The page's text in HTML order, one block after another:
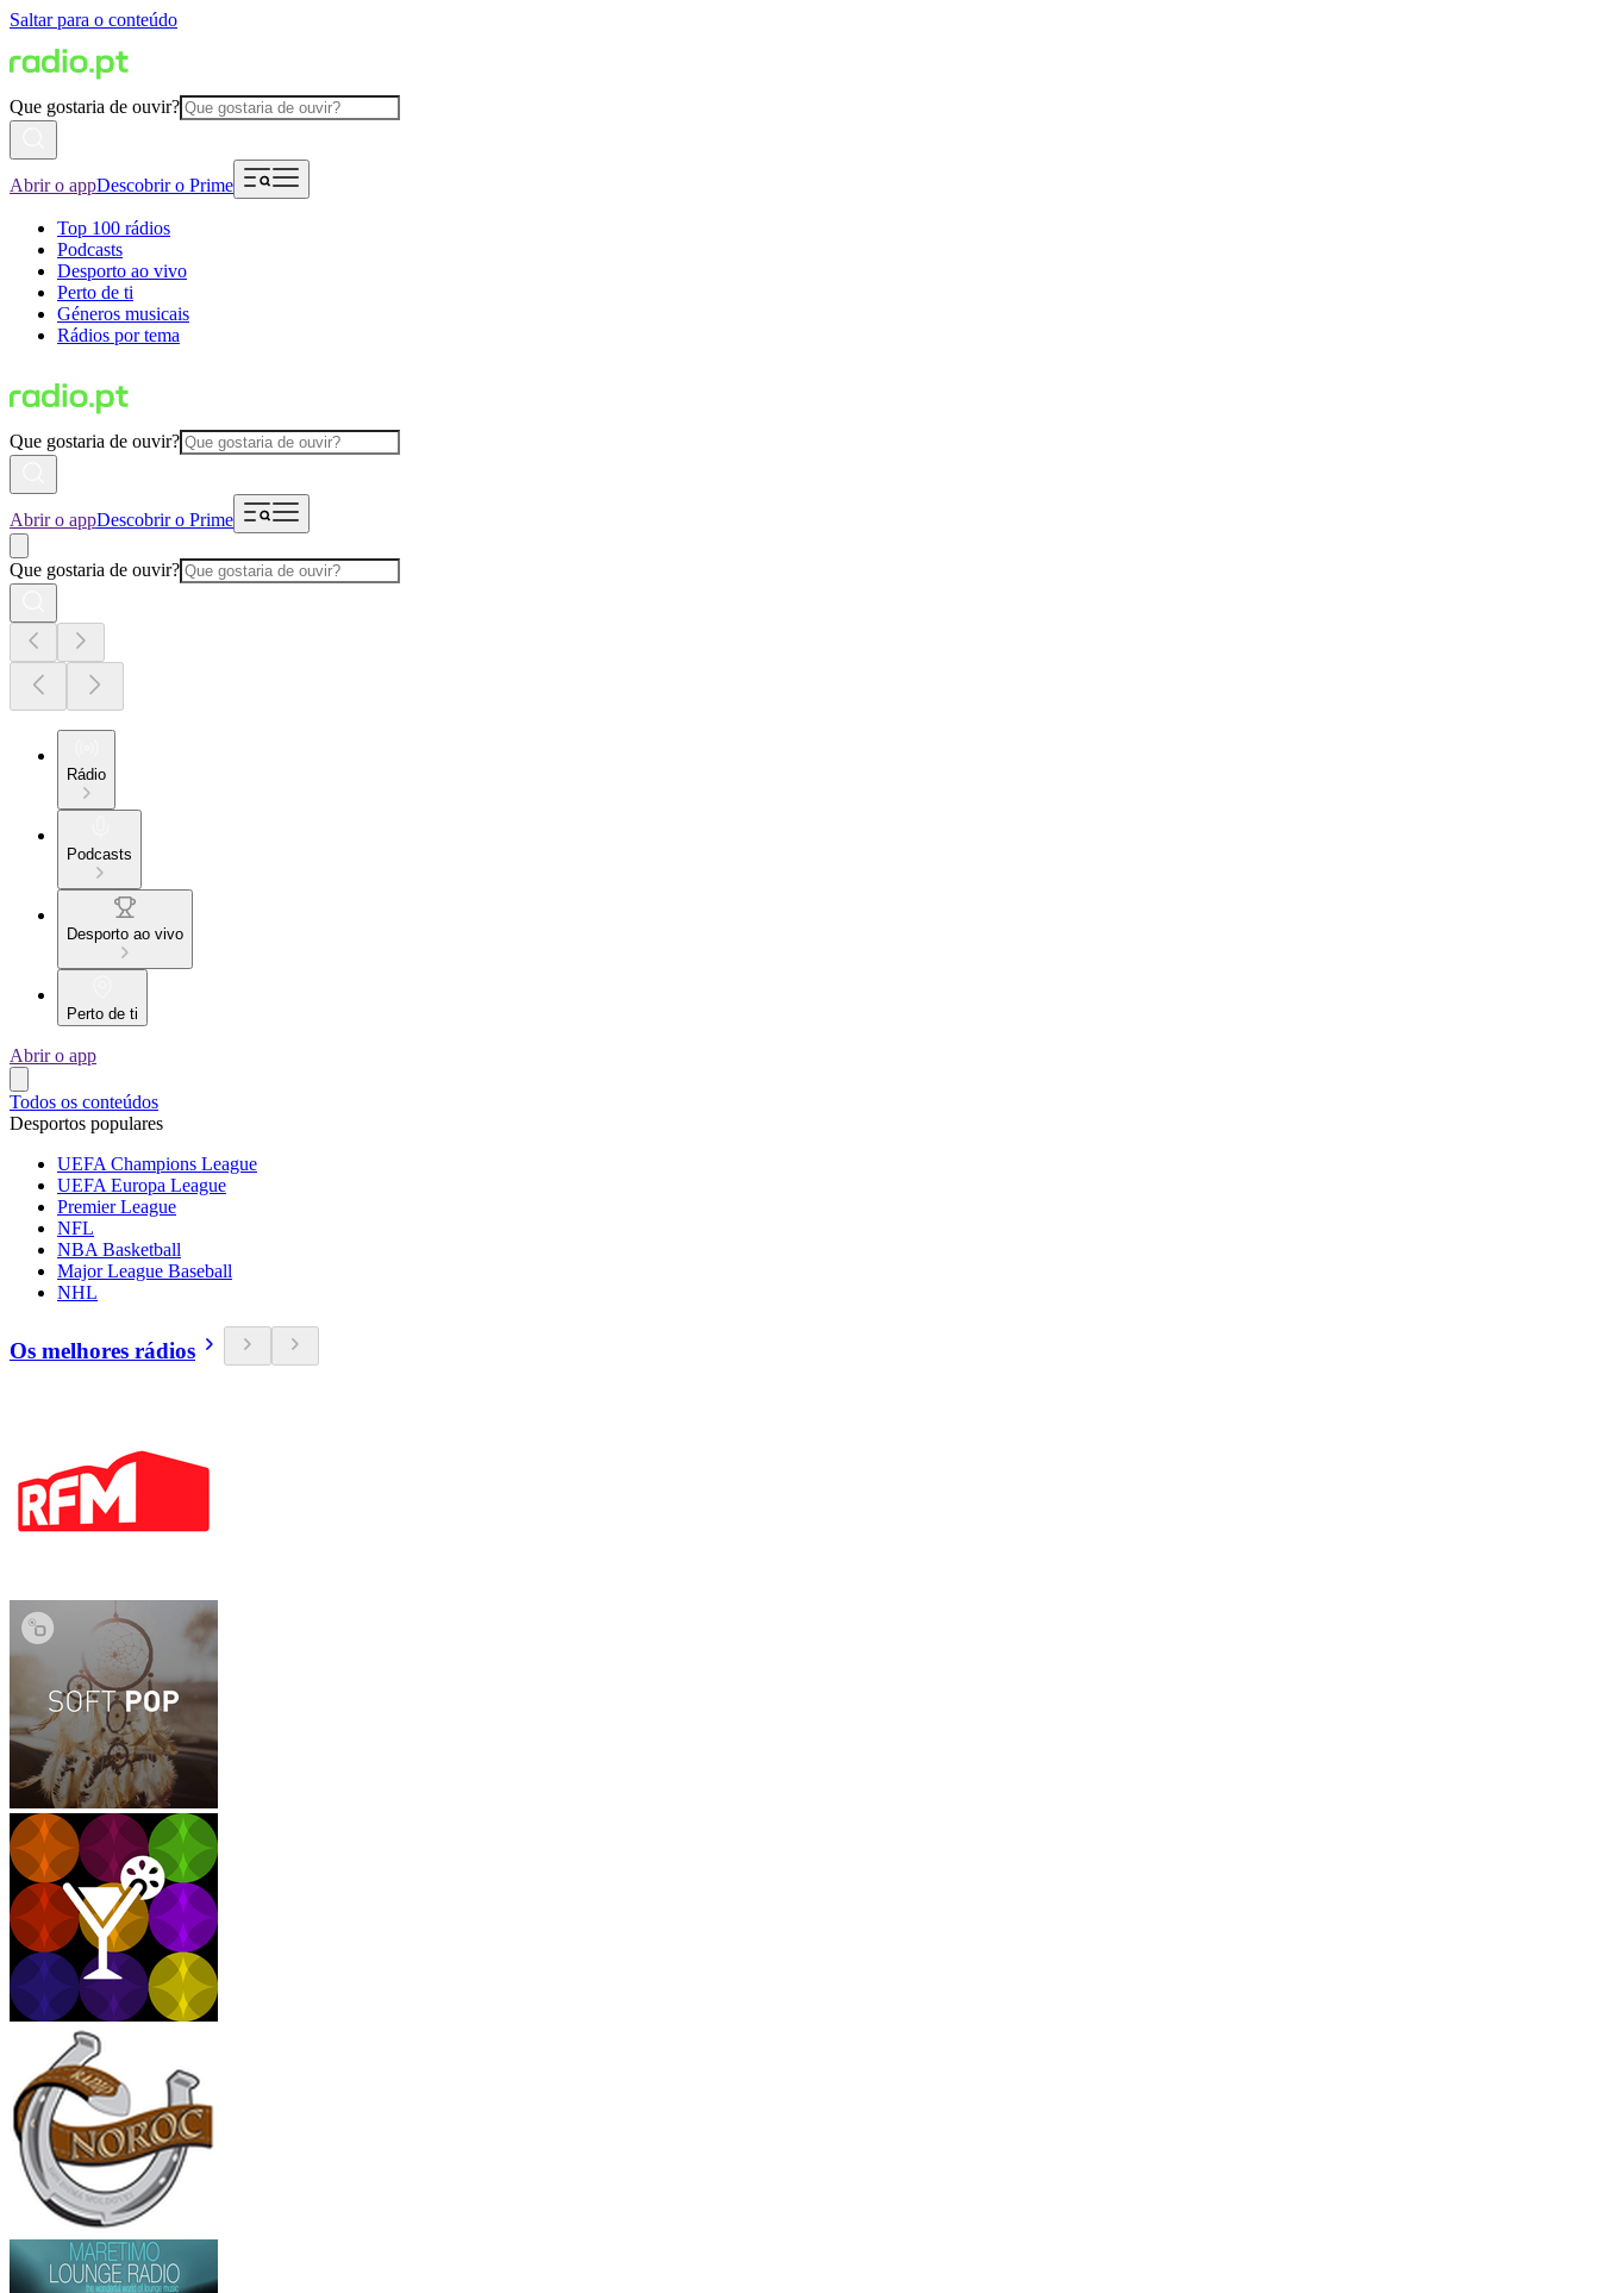
Saltar para o conteúdo
Que gostaria de ouvir?
Abrir o appDescobrir o Prime
Top 100 rádios
Podcasts
Desporto ao vivo
Perto de ti
Géneros musicais
Rádios por tema
Que gostaria de ouvir?
Abrir o appDescobrir o Prime
Que gostaria de ouvir?
Rádio
Podcasts
Desporto ao vivo
Perto de ti
Abrir o app
Todos os conteúdos
Desportos populares
UEFA Champions League
UEFA Europa League
Premier League
NFL
NBA Basketball
Major League Baseball
NHL
Os melhores rádios